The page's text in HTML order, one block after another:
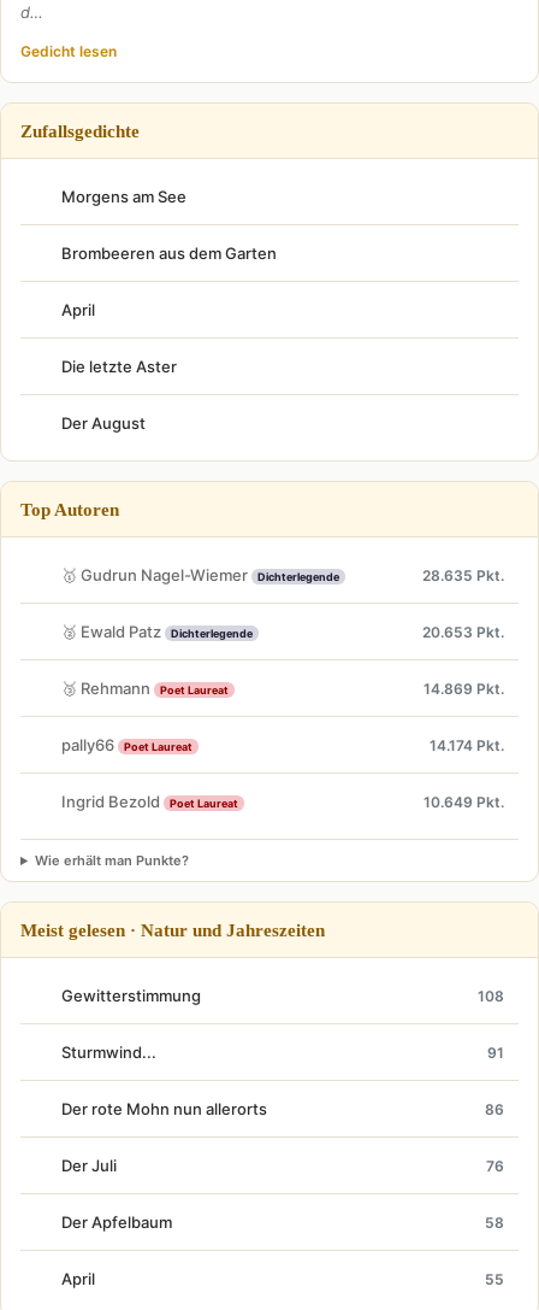
d…
Gedicht lesen
Zufallsgedichte
Morgens am See
Brombeeren aus dem Garten
April
Die letzte Aster
Der August
Top Autoren
🥇 Gudrun Nagel-Wiemer Dichterlegende 28.635 Pkt.
🥈 Ewald Patz Dichterlegende 20.653 Pkt.
🥉 Rehmann Poet Laureat 14.869 Pkt.
pally66 Poet Laureat 14.174 Pkt.
Ingrid Bezold Poet Laureat 10.649 Pkt.
Wie erhält man Punkte?
Meist gelesen · Natur und Jahreszeiten
Gewitterstimmung 108
Sturmwind... 91
Der rote Mohn nun allerorts 86
Der Juli 76
Der Apfelbaum 58
April 55